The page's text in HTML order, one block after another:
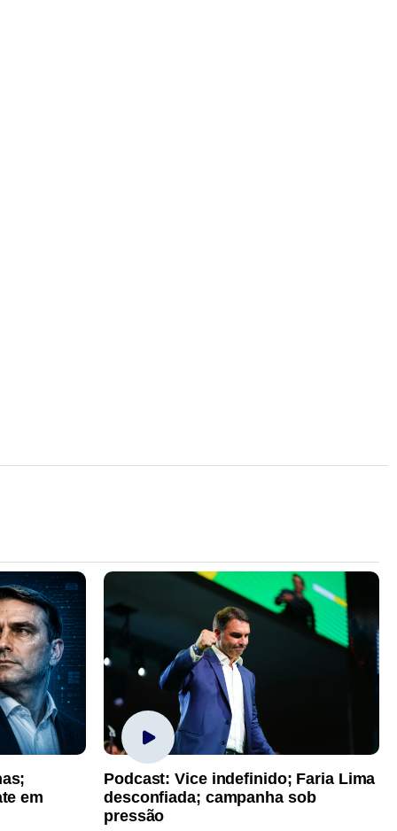
em
Podcast: Vice indefinido; Faria Lima
desconfiada; campanha sob
pressão